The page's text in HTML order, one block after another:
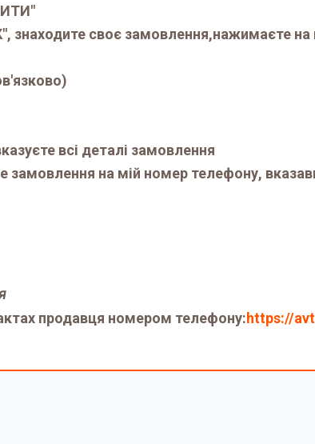
своє замовлення,нажимаєте на
всі деталі замовлення
на мій номер телефону,
продавця номером телефону:https://